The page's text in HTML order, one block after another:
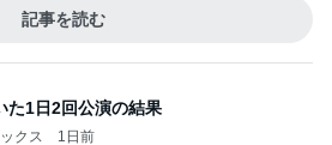
クス 1日前
た銀テープのお裾分け
クス 1日前